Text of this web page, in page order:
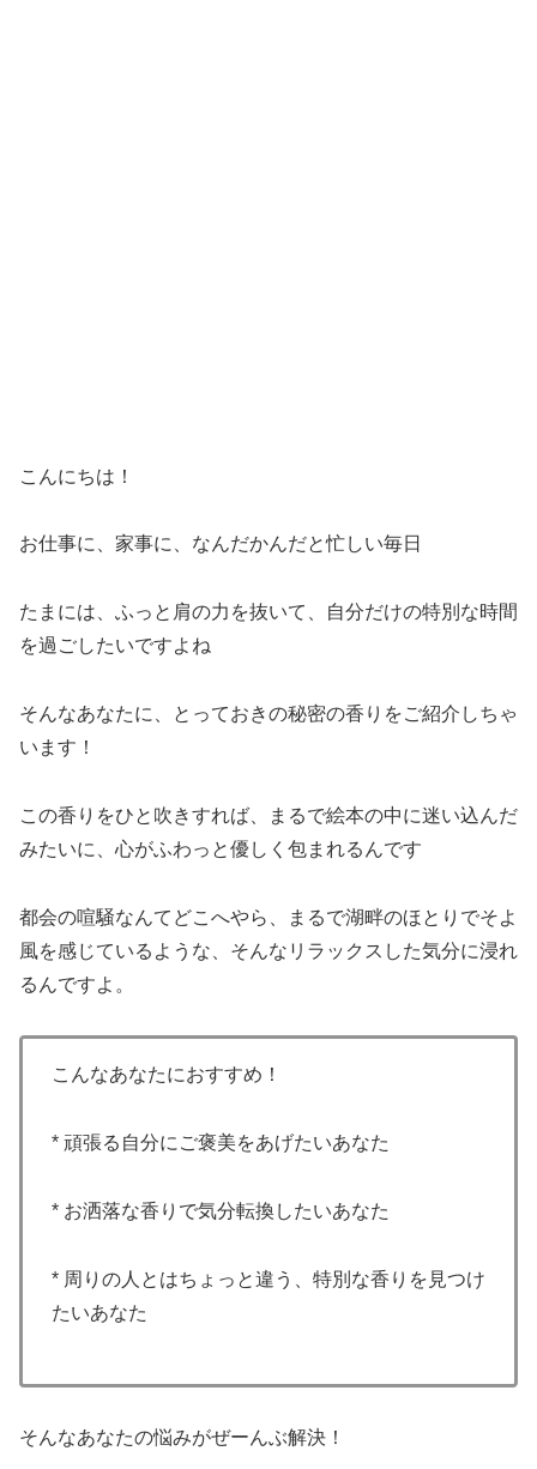
こんにちは！
お仕事に、家事に、なんだかんだと忙しい毎日
たまには、ふっと肩の力を抜いて、自分だけの特別な時間
を過ごしたいですよね
そんなあなたに、とっておきの秘密の香りをご紹介しちゃ
います！
この香りをひと吹きすれば、まるで絵本の中に迷い込んだ
みたいに、心がふわっと優しく包まれるんです
都会の喧騒なんてどこへやら、まるで湖畔のほとりでそよ
風を感じているような、そんなリラックスした気分に浸れ
るんですよ。
こんなあなたにおすすめ！
* 頑張る自分にご褒美をあげたいあなた
* お洒落な香りで気分転換したいあなた
* 周りの人とはちょっと違う、特別な香りを見つけ
たいあなた
そんなあなたの悩みがぜーんぶ解決！